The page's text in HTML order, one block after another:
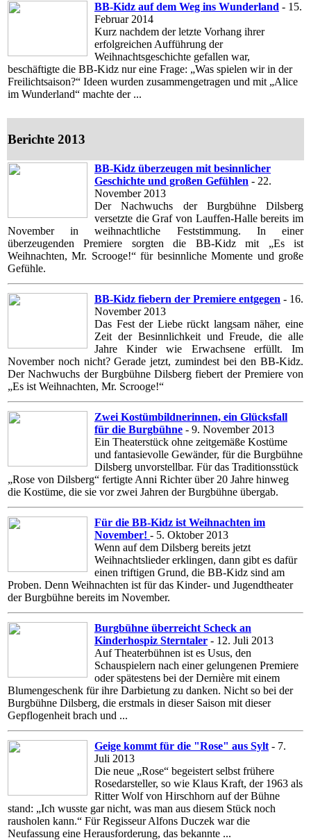
BB-Kidz auf dem Weg ins Wunderland - 15.
Februar 2014
Kurz nachdem der letzte Vorhang ihrer
erfolgreichen Aufführung der
Weihnachtsgeschichte gefallen war,
beschäftigte die BB-Kidz nur eine Frage: „Was spielen wir in der
Freilichtsaison?“ Ideen wurden zusammengetragen und mit „Alice
im Wunderland“ machte der ...
Berichte 2013
BB-Kidz überzeugen mit besinnlicher
Geschichte und großen Gefühlen - 22.
November 2013
Der Nachwuchs der Burgbühne Dilsberg
versetzte die Graf von Lauffen-Halle bereits im
November in weihnachtliche Feststimmung. In einer
überzeugenden Premiere sorgten die BB-Kidz mit „Es ist
Weihnachten, Mr. Scrooge!“ für besinnliche Momente und große
Gefühle.
BB-Kidz fiebern der Premiere entgegen - 16.
November 2013
Das Fest der Liebe rückt langsam näher, eine
Zeit der Besinnlichkeit und Freude, die alle
Jahre Kinder wie Erwachsene erfüllt. Im
November noch nicht? Gerade jetzt, zumindest bei den BB-Kidz.
Der Nachwuchs der Burgbühne Dilsberg fiebert der Premiere von
„Es ist Weihnachten, Mr. Scrooge!“
Zwei Kostümbildnerinnen, ein Glücksfall
für die Burgbühne - 9. November 2013
Ein Theaterstück ohne zeitgemäße Kostüme
und fantasievolle Gewänder, für die Burgbühne
Dilsberg unvorstellbar. Für das Traditionsstück
„Rose von Dilsberg“ fertigte Anni Richter über 20 Jahre hinweg
die Kostüme, die sie vor zwei Jahren der Burgbühne übergab.
Für die BB-Kidz ist Weihnachten im
November! - 5. Oktober 2013
Wenn auf dem Dilsberg bereits jetzt
Weihnachtslieder erklingen, dann gibt es dafür
einen triftigen Grund, die BB-Kidz sind am
Proben. Denn Weihnachten ist für das Kinder- und Jugendtheater
der Burgbühne bereits im November.
Burgbühne überreicht Scheck an
Kinderhospiz Sterntaler - 12. Juli 2013
Auf Theaterbühnen ist es Usus, den
Schauspielern nach einer gelungenen Premiere
oder spätestens bei der Dernière mit einem
Blumengeschenk für ihre Darbietung zu danken. Nicht so bei der
Burgbühne Dilsberg, die erstmals in dieser Saison mit dieser
Gepflogenheit brach und ...
Geige kommt für die "Rose" aus Sylt - 7.
Juli 2013
Die neue „Rose“ begeistert selbst frühere
Rosedarsteller, so wie Klaus Kraft, der 1963 als
Ritter Wolf von Hirschhorn auf der Bühne
stand: „Ich wusste gar nicht, was man aus diesem Stück noch
rausholen kann.“ Für Regisseur Alfons Duczek war die
Neufassung eine Herausforderung, das bekannte ...